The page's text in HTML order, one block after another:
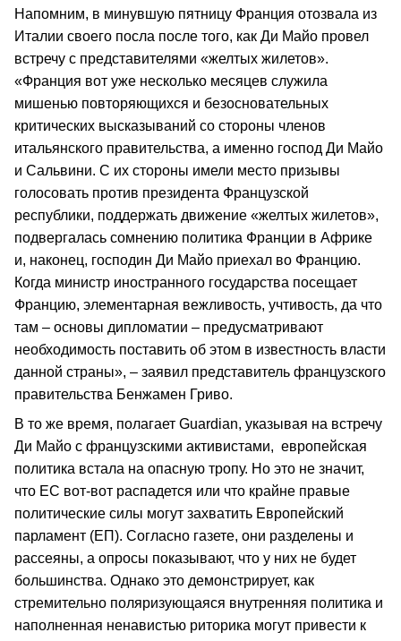
Напомним, в минувшую пятницу Франция отозвала из
Италии своего посла после того, как Ди Майо провел
встречу с представителями «желтых жилетов».
«Франция вот уже несколько месяцев служила
мишенью повторяющихся и безосновательных
критических высказываний со стороны членов
итальянского правительства, а именно господ Ди Майо
и Сальвини. С их стороны имели место призывы
голосовать против президента Французской
республики, поддержать движение «желтых жилетов»,
подвергалась сомнению политика Франции в Африке
и, наконец, господин Ди Майо приехал во Францию.
Когда министр иностранного государства посещает
Францию, элементарная вежливость, учтивость, да что
там – основы дипломатии – предусматривают
необходимость поставить об этом в известность власти
данной страны», – заявил представитель французского
правительства Бенжамен Гриво.
В то же время, полагает Guardian, указывая на встречу
Ди Майо с французскими активистами, европейская
политика встала на опасную тропу. Но это не значит,
что ЕС вот-вот распадется или что крайне правые
политические силы могут захватить Европейский
парламент (ЕП). Согласно газете, они разделены и
рассеяны, а опросы показывают, что у них не будет
большинства. Однако это демонстрирует, как
стремительно поляризующаяся внутренняя политика и
наполненная ненавистью риторика могут привести к